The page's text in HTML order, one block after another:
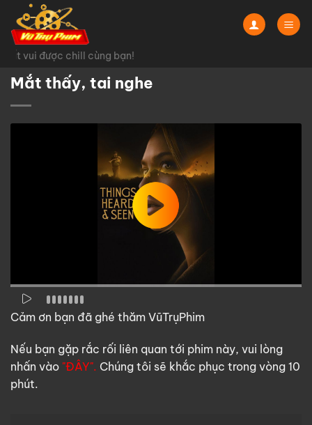
Chuyển
đến
nội
dungvui được chill cùng bạn!
Mắt thấy, tai nghe
Cảm ơn bạn đã ghé thăm VũTrụPhim
Nếu bạn gặp rắc rối liên quan tới phim này, vui lòng
nhấn vào "ĐÂY". Chúng tôi sẽ khắc phục trong vòng 10
phút.